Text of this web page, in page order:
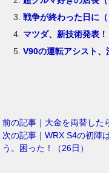
戦争が終わった日に（
マツダ、新技術発表
V90の運転アシスト、
前の記事｜大金を両替した
次の記事｜WRX S4の初陣
う。困った！（26日）